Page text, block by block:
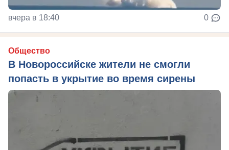
вчера в 18:40 0
Общество
В Новороссийске жители не смогли
попасть в укрытие во время сирены